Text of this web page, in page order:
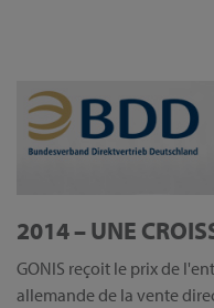
2014 – UNE
GONIS reçoit le prix de
allemande de la vente